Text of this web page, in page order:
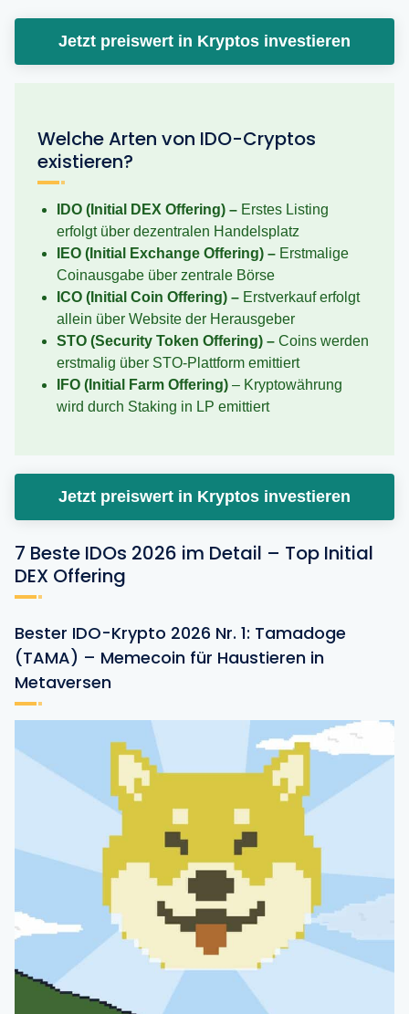
Jetzt preiswert in Kryptos investieren
Welche Arten von IDO-Cryptos
existieren?
IDO (Initial DEX Offering) – Erstes Listing
erfolgt über dezentralen Handelsplatz
IEO (Initial Exchange Offering) – Erstmalige
Coinausgabe über zentrale Börse
ICO (Initial Coin Offering) – Erstverkauf erfolgt
allein über Website der Herausgeber
STO (Security Token Offering) – Coins werden
erstmalig über STO-Plattform emittiert
IFO (Initial Farm Offering) – Kryptowährung
wird durch Staking in LP emittiert
Jetzt preiswert in Kryptos investieren
7 Beste IDOs 2026 im Detail – Top Initial
DEX Offering
Bester IDO-Krypto 2026 Nr. 1: Tamadoge
(TAMA) – Memecoin für Haustieren in
Metaversen